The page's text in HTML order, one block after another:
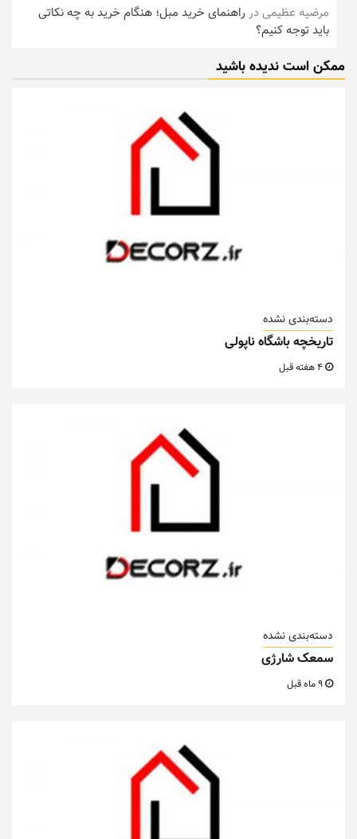
مرضیه عظیمیدر راهنمای خرید مبل؛ هنگام خرید به چه نکاتی
باید توجه کنیم؟
ممکن است ندیده باشید
دسته‌بندی نشده
تاریخچه باشگاه ناپولی
دسته‌بندی نشده
سمعک شارژی